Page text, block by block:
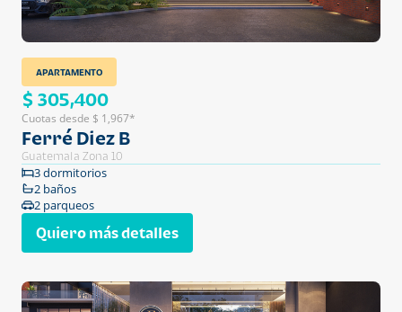
APARTAMENTO
$ 305,400
Cuotas desde $ 1,967*
Ferré Diez B
Guatemala Zona 10
3 dormitorios
2 baños
2 parqueos
Quiero más detalles